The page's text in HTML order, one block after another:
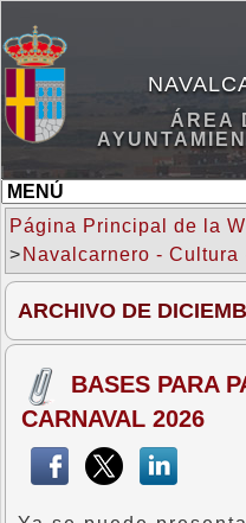
ÁREA
Página Principal de la
> Navalcarnero - Cultura
ARCHIVO DE
BASES PARA
CARNAVAL 2026